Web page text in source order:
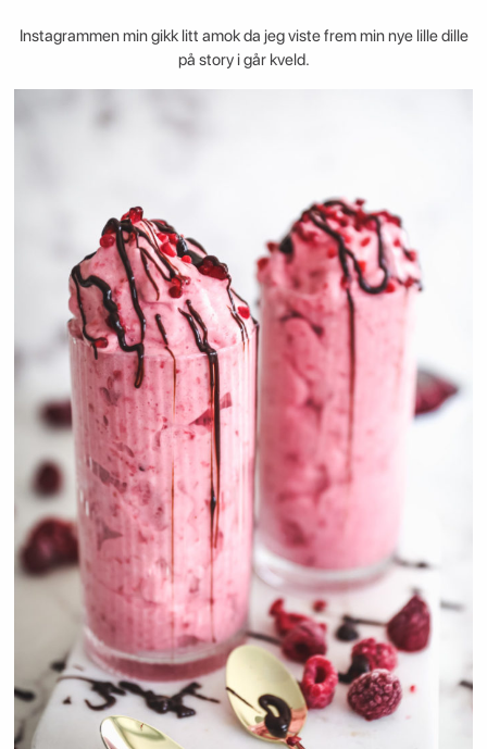
Instagrammen min gikk litt amok da jeg viste frem min nye lille dille
på story i går kveld.